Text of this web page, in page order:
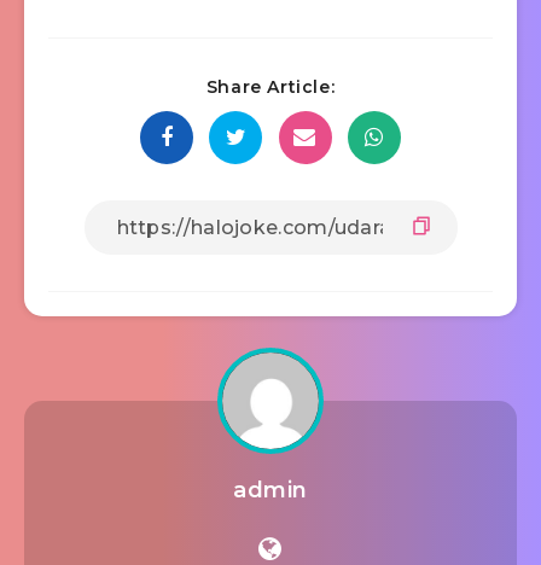
Share Article:
admin